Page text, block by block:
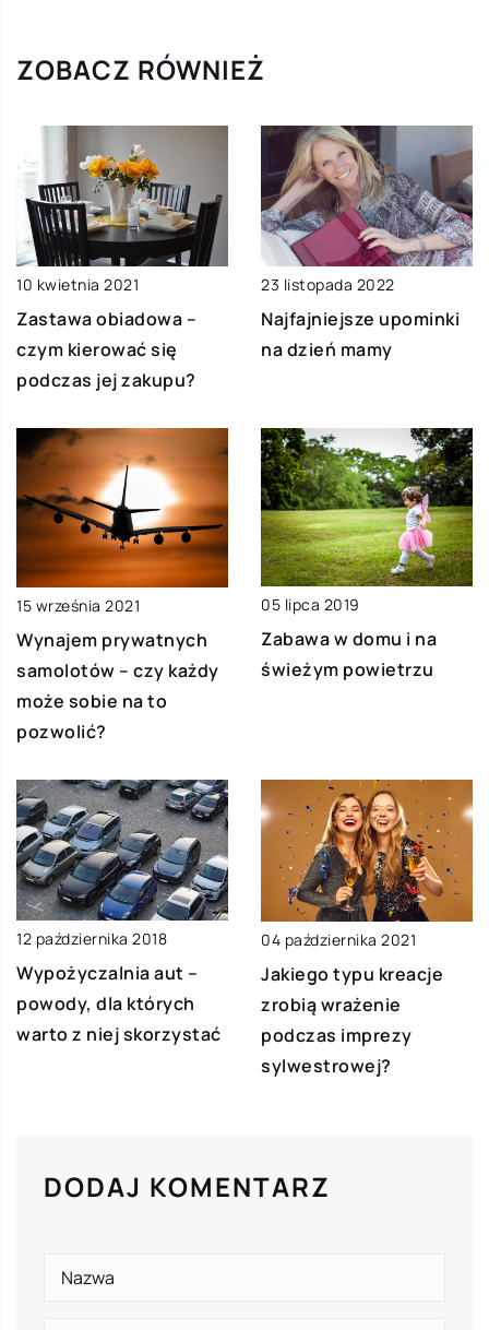
ZOBACZ RÓWNIEŻ
10 kwietnia 2021
Zastawa obiadowa –
czym kierować się
podczas jej zakupu?
23 listopada 2022
Najfajniejsze upominki
na dzień mamy
15 września 2021
Wynajem prywatnych
samolotów – czy każdy
może sobie na to
pozwolić?
05 lipca 2019
Zabawa w domu i na
świeżym powietrzu
12 października 2018
Wypożyczalnia aut –
powody, dla których
warto z niej skorzystać
04 października 2021
Jakiego typu kreacje
zrobią wrażenie
podczas imprezy
sylwestrowej?
DODAJ KOMENTARZ